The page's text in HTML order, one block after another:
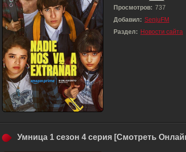
Просмотров: 737
Добавил: SenjuFM
Раздел: Новости сайта
Умница 1 сезон 4 серия [Смотреть